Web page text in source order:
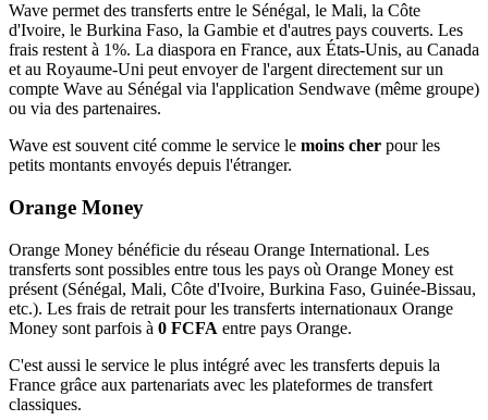
Wave permet des transferts entre le Sénégal, le Mali, la Côte
d'Ivoire, le Burkina Faso, la Gambie et d'autres pays couverts. Les
frais restent à 1%. La diaspora en France, aux États-Unis, au Canada
et au Royaume-Uni peut envoyer de l'argent directement sur un
compte Wave au Sénégal via l'application Sendwave (même groupe)
ou via des partenaires.
Wave est souvent cité comme le service le moins cher pour les
petits montants envoyés depuis l'étranger.
Orange Money
Orange Money bénéficie du réseau Orange International. Les
transferts sont possibles entre tous les pays où Orange Money est
présent (Sénégal, Mali, Côte d'Ivoire, Burkina Faso, Guinée-Bissau,
etc.). Les frais de retrait pour les transferts internationaux Orange
Money sont parfois à 0 FCFA entre pays Orange.
C'est aussi le service le plus intégré avec les transferts depuis la
France grâce aux partenariats avec les plateformes de transfert
classiques.